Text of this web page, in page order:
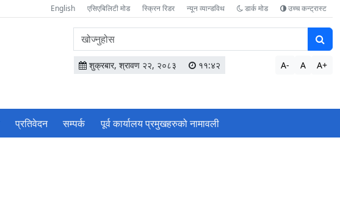
English एसिएबिलिटी मोड स्क्रिन रिडर न्यून व्यान्डविथ डार्क मोड उच्च कन्ट्रास्ट
वेबसाइटमा
सामग्री
खोज्नुहोस
शुक्रबार, श्रावण २२, २०८३ ११:४२ A- A A+
प्रतिवेदन सम्पर्क पूर्व कार्यालय प्रमुखहरुको नामावली